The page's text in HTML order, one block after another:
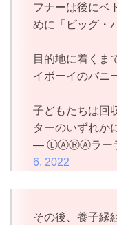
フナーは後にベ
めに「ビッグ・
目的地に着くま
イボーイのバニ
子どもたちは回
ターのいずれか
— ⓁⒶⓇⒶラーラ
6, 2022
その後、養子縁